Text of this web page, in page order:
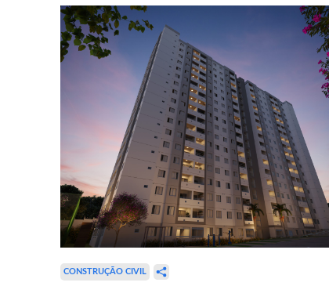
CONSTRUÇÃO CIVIL